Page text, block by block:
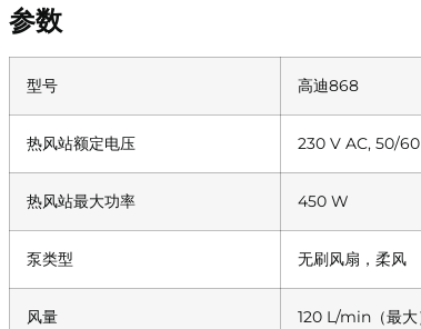
参数
型号 高迪868
热风站额定电压 230 V AC, 50/
热风站最大功率 450 W
泵类型 无刷风扇，柔风
风量 120 L/min（最大